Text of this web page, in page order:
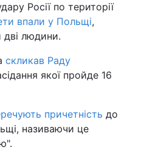
Росії по території
впали у Польщі,
дві людини.
скликав Раду
якої пройде 16
причетність до
називаючи це